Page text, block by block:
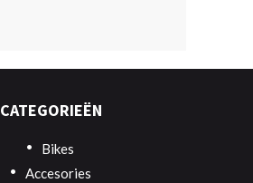
CATEGORIEËN
Bikes
Accesories